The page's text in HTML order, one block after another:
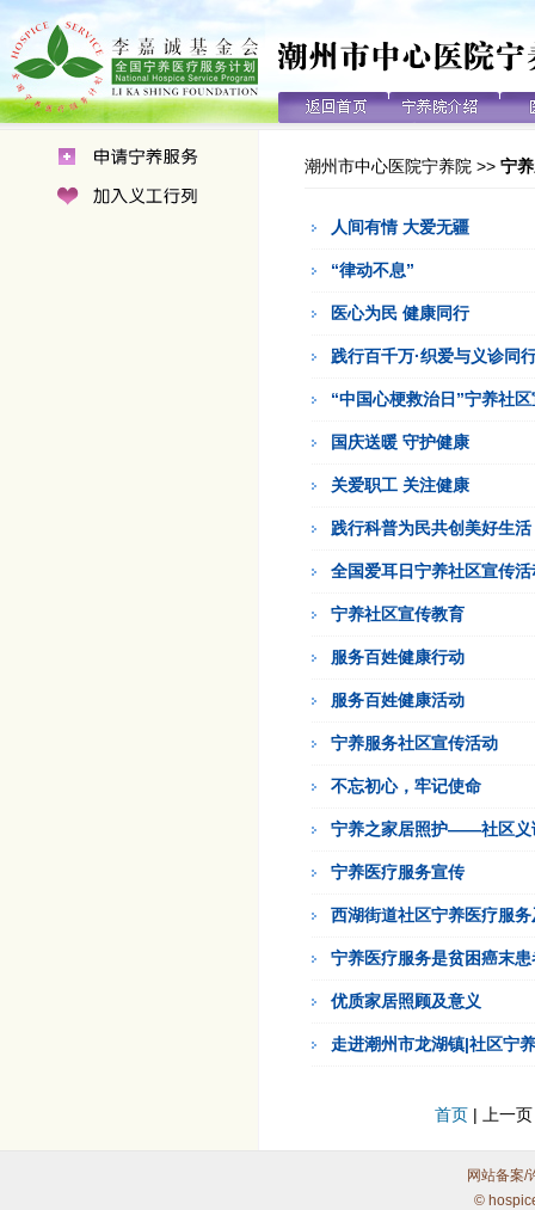
潮州市中心医院宁养院 >> 宁
人间有情 大爱无疆
“律动不息”
医心为民 健康同行
践行百千万·织爱与义诊同
“中国心梗救治日”宁养社
国庆送暖 守护健康
关爱职工 关注健康
践行科普为民共创美好生活
全国爱耳日宁养社区宣传活
宁养社区宣传教育
服务百姓健康行动
服务百姓健康活动
宁养服务社区宣传活动
不忘初心，牢记使命
宁养之家居照护——社区义
宁养医疗服务宣传
西湖街道社区宁养医疗服
宁养医疗服务是贫困癌末
优质家居照顾及意义
走进潮州市龙湖镇|社区宁
首页 | 上一
网站备案/
©